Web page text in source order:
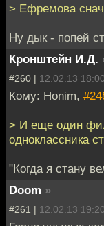
> Ефремова
Ну дык - попей
Кронштейн И.Д.
#260 | 12.02.13 18:00
Кому: Honim,
> И еще один
одноклассника
"Когда я стану
Doom »
#261 | 12.02.13 19:20